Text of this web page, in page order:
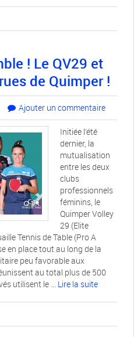
! Le QV29 et
de Quimper !
Ajouter un commentaire
Initiée l’été
dernier, la
mutualisation
entre les deux
clubs
professionnels
féminins, le
Quimper Volley
29 (Elite
Tennis de Table (Pro A
en place tout au long de la
peu favorable aux
au total plus de 500
utilisent le … Lire la suite­­